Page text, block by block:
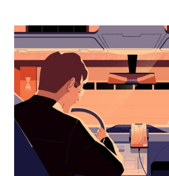
interagir
o
calendário
selecionar
uma
data.
Pressione
a
tecla
“ESC”